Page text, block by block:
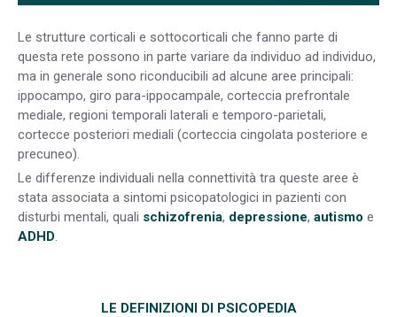
Le strutture corticali e sottocorticali che fanno parte di
questa rete possono in parte variare da individuo ad individuo,
ma in generale sono riconducibili ad alcune aree principali:
ippocampo, giro para-ippocampale, corteccia prefrontale
mediale, regioni temporali laterali e temporo-parietali,
cortecce posteriori mediali (corteccia cingolata posteriore e
precuneo).
Le differenze individuali nella connettività tra queste aree è
stata associata a sintomi psicopatologici in pazienti con
disturbi mentali, quali schizofrenia, depressione, autismo e
ADHD.
LE DEFINIZIONI DI PSICOPEDIA